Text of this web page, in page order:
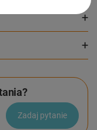
Zadaj pytanie